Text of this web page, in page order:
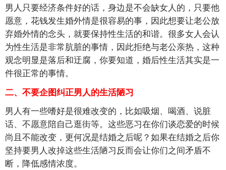
男人只要经济条件好的话，身边是不会缺女人的，只要他
愿意，花钱发生婚外情是很容易的事，因此想要让老公放
弃婚外情的念头，就要保持性生活的和谐。很多女人会认
为性生活是非常肮脏的事情，因此拒绝与老公亲热，这种
观念明显是落后和迂腐，你要知道，婚后性生活其实是一
件很正常的事情。
二、不要企图纠正男人的生活陋习
男人有一些嗜好是很难改变的，比如吸烟、喝酒、说脏
话、不愿意陪自己逛街等。这些恶习在你们谈恋爱的时候
尚且不能改变，更何况是结婚之后呢？如果在结婚之后你
坚持要男人改掉这些生活陋习反而会让你们之间矛盾不
断，降低感情浓度。